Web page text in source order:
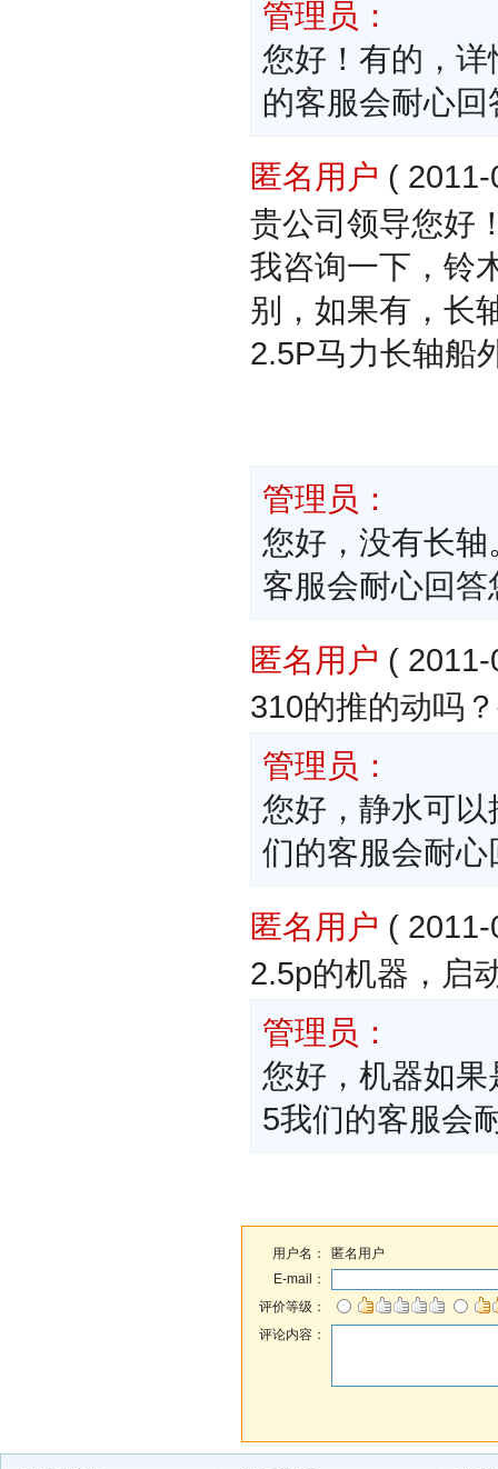
管理员：
您好！有的，
的客服会耐心
匿名用户 (
贵公司领导您好
我咨询一下，铃
别，如果有，长
2.5P马力长轴船
管理员：
您好，没有长
客服会耐心回
匿名用户 (
310的推的动吗
管理员：
您好，静水可
们的客服会耐
匿名用户 (
2.5p的机器，启
管理员：
您好，机器如
5我们的客服会
用户名：
匿名用户
E-mail：
评价等级：
评论内容：